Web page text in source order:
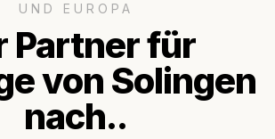
UND EUROPA
Partner für
von Solingen
nach..